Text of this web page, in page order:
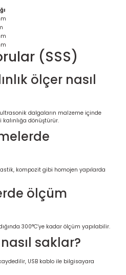
(SSS)
ölçer nasıl
dalgaların malzeme içinde
dönüştürür.
kompozit gibi homojen yapılarda
ölçüm
300°C’ye kadar ölçüm yapılabilir.
saklar?
USB kablo ile bilgisayara